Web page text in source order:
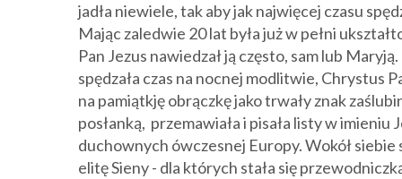
jadła niewiele, tak aby jak najwięcej czasu
Mając zaledwie 20 lat była już w pełni
Pan Jezus nawiedzał ją często, sam lub
spędzała czas na nocnej modlitwie, Chrystus
na pamiątkję obrączkę jako trwały znak
posłanką, przemawiała i pisała listy w
duchownych ówczesnej Europy. Wokół
elitę Sieny - dla których stała się